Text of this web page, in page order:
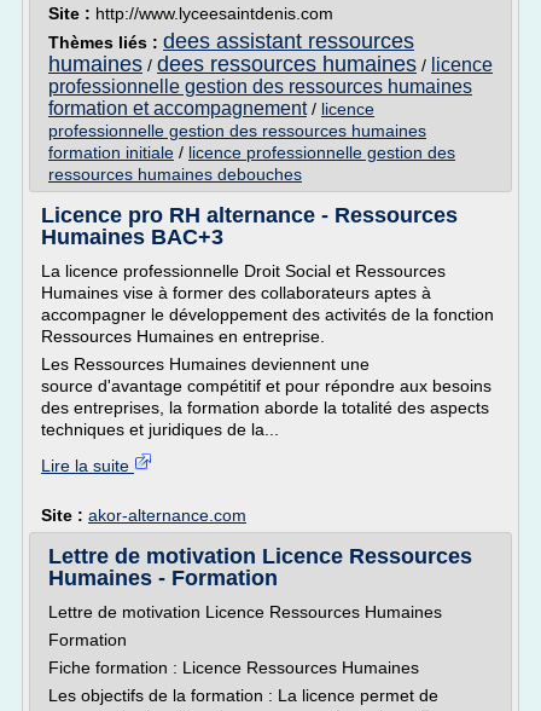
Site : http://www.lyceesaintdenis.com
Thèmes liés : dees assistant ressources
humaines / dees ressources humaines / licence
professionnelle gestion des ressources humaines
formation et accompagnement/ licence
professionnelle gestion des ressources humaines
formation initiale / licence professionnelle gestion des
ressources humaines debouches
Licence pro RH alternance - Ressources
Humaines BAC+3
La licence professionnelle Droit Social et Ressources
Humaines vise à former des collaborateurs aptes à
accompagner le développement des activités de la fonction
Ressources Humaines en entreprise.
Les Ressources Humaines deviennent une
source d'avantage compétitif et pour répondre aux besoins
des entreprises, la formation aborde la totalité des aspects
techniques et juridiques de la...
Lire la suite
Site : akor-alternance.com
Lettre de motivation Licence Ressources
Humaines - Formation
Lettre de motivation Licence Ressources Humaines
Formation
Fiche formation : Licence Ressources Humaines
Les objectifs de la formation : La licence permet de